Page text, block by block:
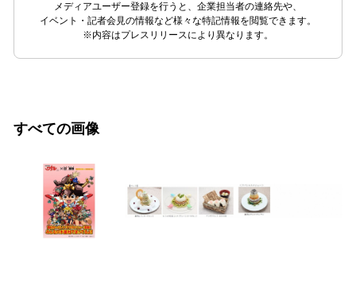
メディアユーザー登録を行うと、企業担当者の連絡先や、
イベント・記者会見の情報など様々な特記情報を閲覧できます。
※内容はプレスリリースにより異なります。
すべての画像